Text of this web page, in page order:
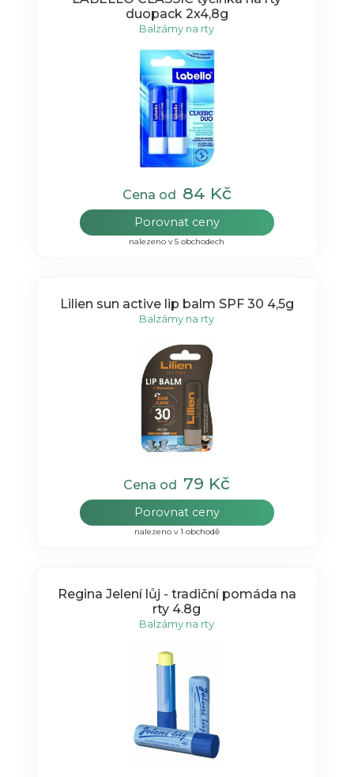
duopack 2x4,8g
Balzámy na rty
Cena od 84 Kč
Porovnat ceny
nalezeno v 5 obchodech
Lilien sun active lip balm SPF 30 4,5g
Balzámy na rty
Cena od 79 Kč
Porovnat ceny
nalezeno v 1 obchodě
Regina Jelení lůj - tradiční pomáda na
rty 4.8g
Balzámy na rty